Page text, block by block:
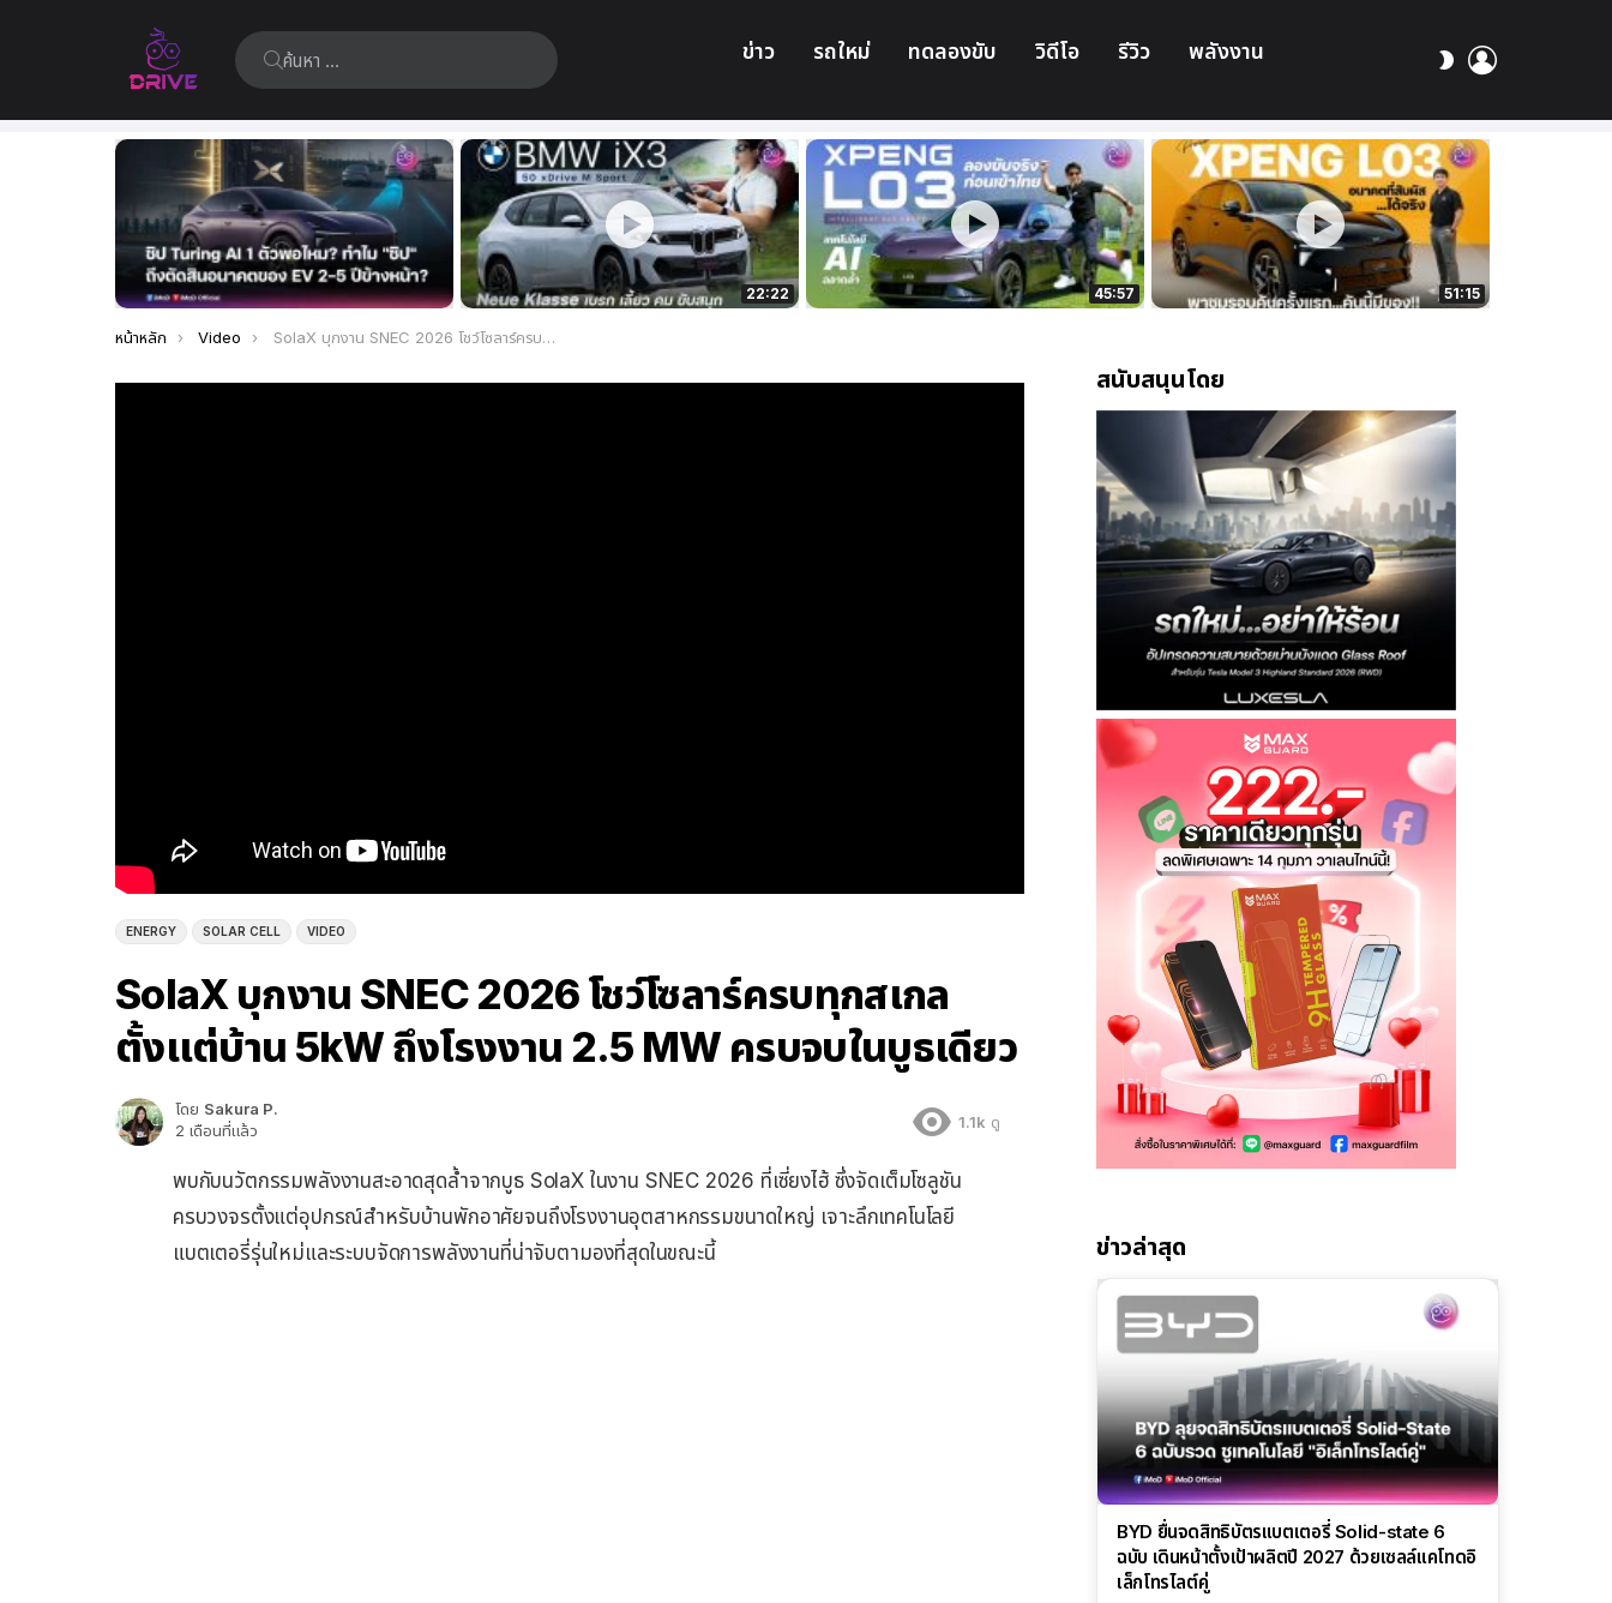
ค้นหา: ข่าว รถใหม่ ทดลองขับ วิดีโอ รีวิว พลังงาน
สลับ
เรื่อง
ล่าสุด
22:22 45:57 51:15
คุณอยู่ที่นี่:
หน้าหลัก Video SolaX บุกงาน SNEC 2026 โชว์โซลาร์ครบทุกสเกล ตั้งแต่บ้าน 5kW ถึงโรงงาน 2.5 MW ครบจบในบูธเดียว
ENERGY SOLAR CELL VIDEO
SolaX บุกงาน SNEC 2026 โชว์โซลาร์ครบทุกสเกล
ตั้งแต่บ้าน 5kW ถึงโรงงาน 2.5 MW ครบจบในบูธเดียว
โดย Sakura P.
2 เดือนที่แล้ว
1.1k ดู
พบกับนวัตกรรมพลังงานสะอาดสุดล้ำจากบูธ SolaX ในงาน SNEC 2026 ที่เซี่ยงไฮ้ ซึ่งจัดเต็มโซลูชัน
ครบวงจรตั้งแต่อุปกรณ์สำหรับบ้านพักอาศัยจนถึงโรงงานอุตสาหกรรมขนาดใหญ่ เจาะลึกเทคโนโลยี
แบตเตอรี่รุ่นใหม่และระบบจัดการพลังงานที่น่าจับตามองที่สุดในขณะนี้
สนับสนุนโดย
ข่าวล่าสุด
BYD ยื่นจดสิทธิบัตรแบตเตอรี่ Solid-state 6
ฉบับ เดินหน้าตั้งเป้าผลิตปี 2027 ด้วยเซลล์แคโทดอิ
เล็กโทรไลต์คู่